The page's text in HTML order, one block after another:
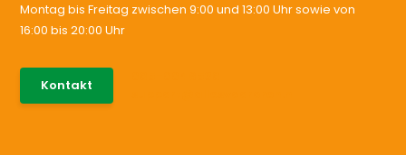
Montag bis Freitag zwischen 9:00 und 13:00 Uhr sowie von
16:00 bis 20:00 Uhr
Kontakt